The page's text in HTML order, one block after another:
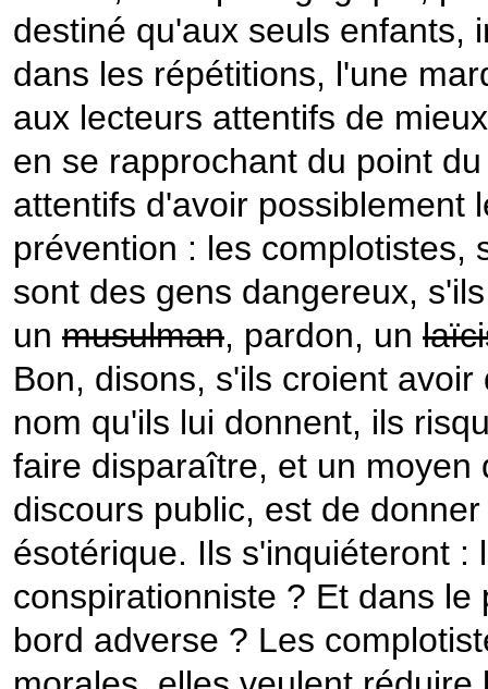
destiné qu'aux seuls enfants,
dans les répétitions, l'une
aux lecteurs attentifs de
en se rapprochant du point
attentifs d'avoir possiblement
prévention : les complotistes,
sont des gens dangereux,
un musulman, pardon, un
Bon, disons, s'ils croient
nom qu'ils lui donnent, ils
faire disparaître, et un moyen
discours public, est de
ésotérique. Ils s'inquiéteront :
conspirationniste ? Et dans
bord adverse ? Les